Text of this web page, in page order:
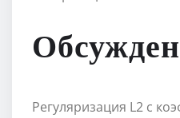
Регуляризация L2 с